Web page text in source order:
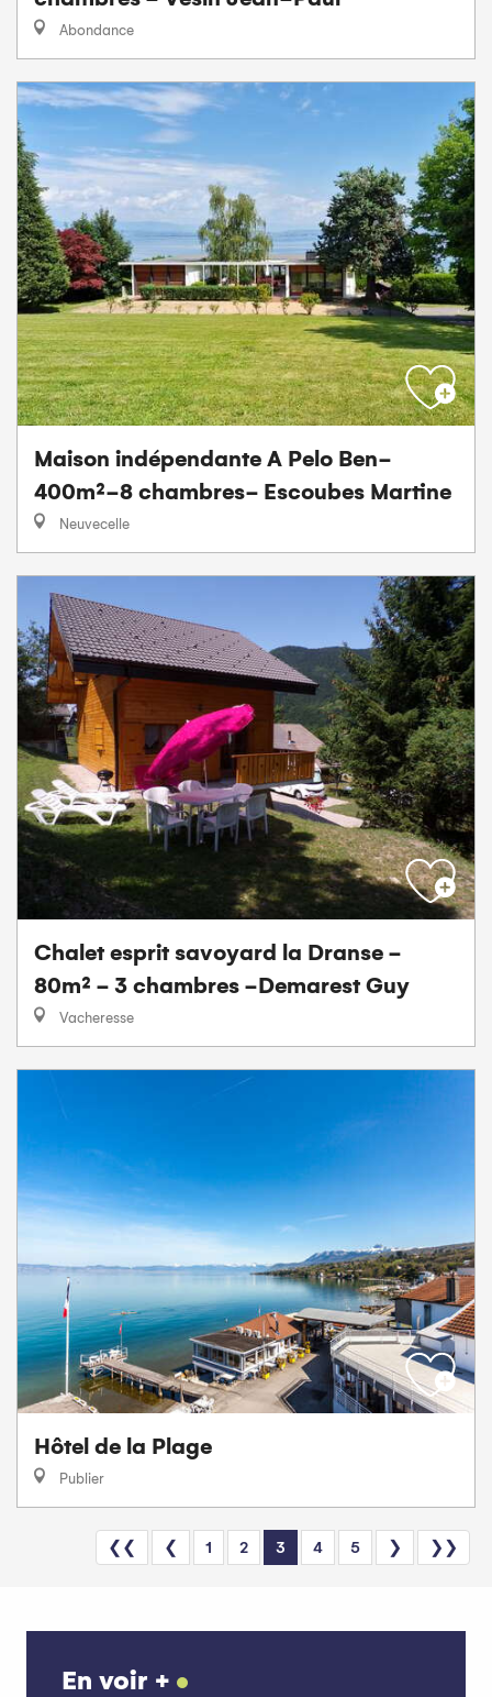
Abondance
Maison indépendante A Pelo Ben-
400m²-8 chambres- Escoubes Martine
Neuvecelle
Chalet esprit savoyard la Dranse -
80m² - 3 chambres -Demarest Guy
Vacheresse
Hôtel de la Plage
Publier
❮❮ ❮ 1 2 3 4 5 ❯ ❯❯
En voir +